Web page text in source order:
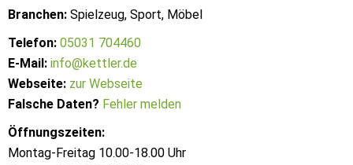
Branchen: Spielzeug, Sport, Möbel
Telefon: 05031 704460
E-Mail: info@kettler.de
Webseite: zur Webseite
Falsche Daten? Fehler melden
Öffnungszeiten:
Montag-Freitag 10.00-18.00 Uhr